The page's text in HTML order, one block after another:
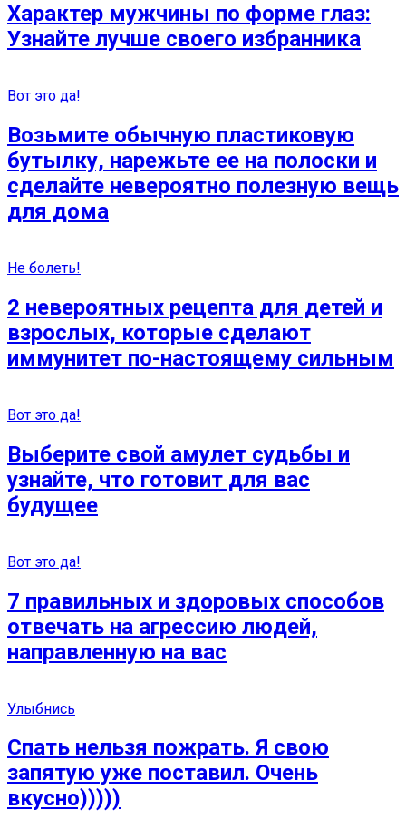
Характер мужчины по форме глаз:
Узнайте лучше своего избранника
Вот это да!
Возьмите обычную пластиковую
бутылку, нарежьте ее на полоски и
сделайте невероятно полезную вещь
для дома
Не болеть!
2 невероятных рецепта для детей и
взрослых, которые сделают
иммунитет по-настоящему сильным
Вот это да!
Выберите свой амулет судьбы и
узнайте, что готовит для вас
будущее
Вот это да!
7 правильных и здоровых способов
отвечать на агрессию людей,
направленную на вас
Улыбнись
Спать нельзя пожрать. Я свою
запятую уже поставил. Очень
вкусно)))))